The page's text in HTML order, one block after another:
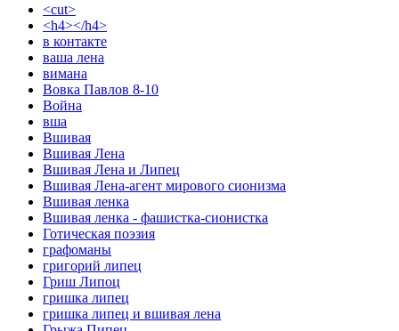
<cut>
<h4></h4>
в контакте
ваша лена
вимана
Вовка Павлов 8-10
Война
вша
Вшивая
Вшивая Лена
Вшивая Лена и Липец
Вшивая Лена-агент мирового сионизма
Вшивая ленка
Вшивая ленка - фашистка-сионистка
Готическая поэзия
графоманы
григорий липец
Гриш Липоц
гришка липец
гришка липец и вшивая лена